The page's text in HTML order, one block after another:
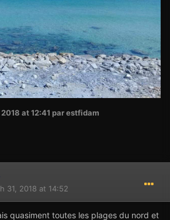
at 12:41 par estfidam
31, 2018 at 14:52
quasiment toutes les plages du nord et